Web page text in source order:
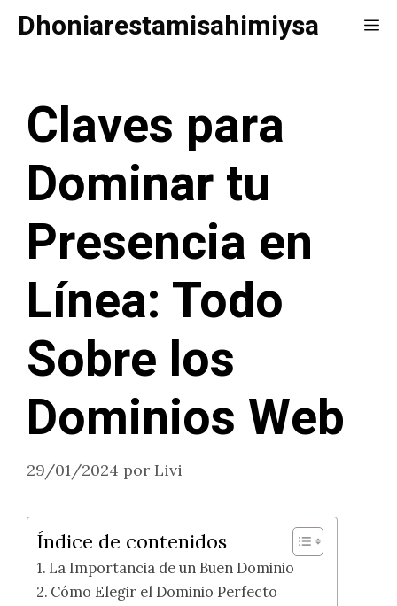
SaltarDhoniarestamisahimiysa
Claves para
Dominar tu
Presencia en
Línea: Todo
Sobre los
Dominios Web
29/01/2024 por Livi
Índice de contenidos
La Importancia de un Buen Dominio
Cómo Elegir el Dominio Perfecto